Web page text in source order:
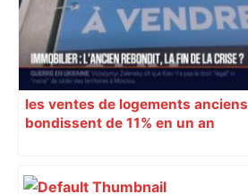
les ventes de logements anciens
bondissent de 11% en un an